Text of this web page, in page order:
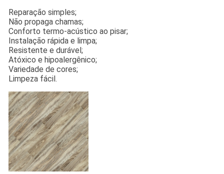
Reparação simples;
Não propaga chamas;
Conforto termo-acústico ao pisar;
Instalação rápida e limpa;
Resistente e durável;
Atóxico e hipoalergênico;
Variedade de cores;
Limpeza fácil.